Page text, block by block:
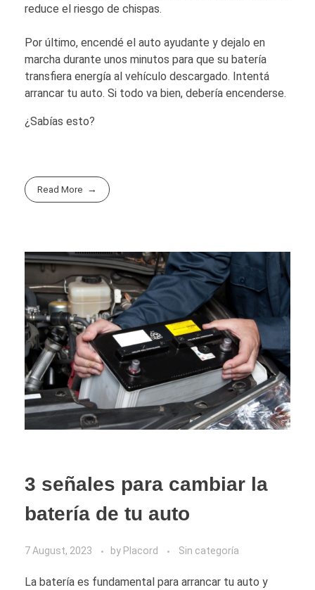
reduce el riesgo de chispas.
Por último, encendé el auto ayudante y dejalo en
marcha durante unos minutos para que su batería
transfiera energía al vehículo descargado. Intentá
arrancar tu auto. Si todo va bien, debería encenderse.
¿Sabías esto?
Read More
3 señales para cambiar la
batería de tu auto
7 August, 2023 by Placord Sin categoría
La batería es fundamental para arrancar tu auto y